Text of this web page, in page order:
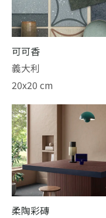
可可香
義大利
20x20 cm
柔陶彩磚